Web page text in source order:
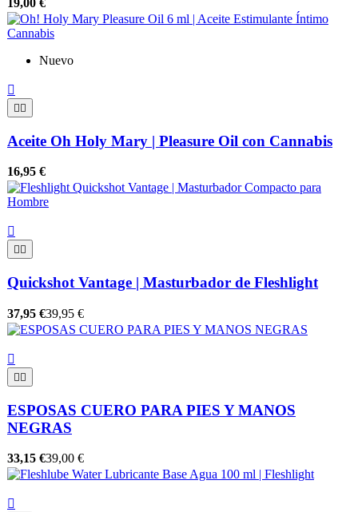
19,00 €
Nuevo

 
Aceite Oh Holy Mary | Pleasure Oil con Cannabis
16,95 €

 
Quickshot Vantage | Masturbador de Fleshlight
37,95 €39,95 €

 
ESPOSAS CUERO PARA PIES Y MANOS
NEGRAS
33,15 €39,00 €
